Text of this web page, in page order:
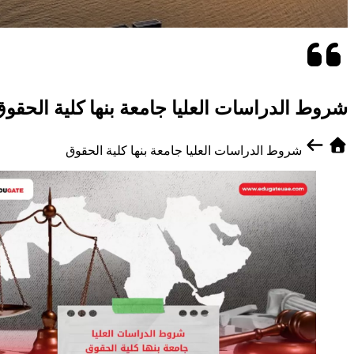
شروط الدراسات العليا جامعة بنها كلية
شروط الدراسات العليا جامعة بنها كلية الحقوق